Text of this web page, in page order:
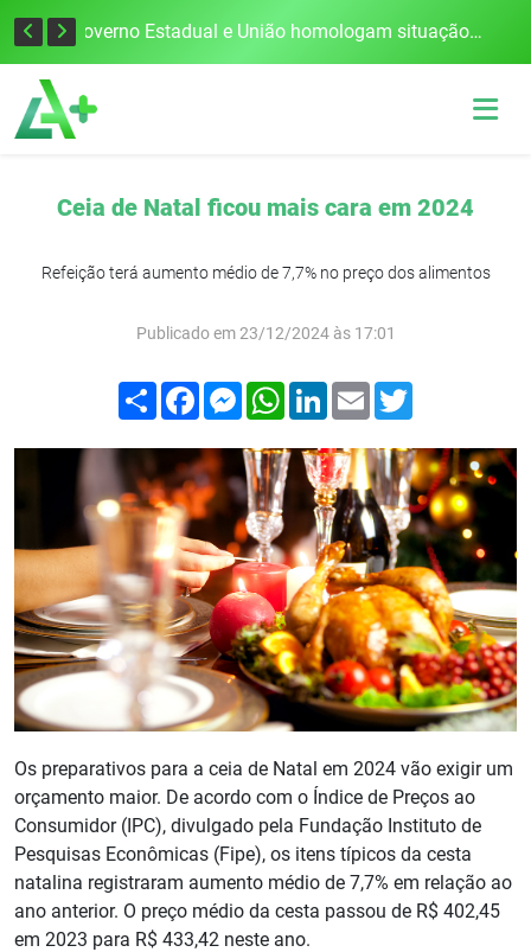
Defesa Civil alerta para risco de tornado e tempestades severas no RS entre esta quinta e sexta-feira Governo Estadual e União homologam situação de emergência em Frederico Westphalen após vendaval
Ceia de Natal ficou mais cara em 2024
Refeição terá aumento médio de 7,7% no preço dos alimentos
Publicado em 23/12/2024 às 17:01
Compartilhar
FacebookMessenger
WhatsApp
LinkedIn
Email
Os preparativos para a ceia de Natal em 2024 vão exigir um
orçamento maior. De acordo com o Índice de Preços ao
Consumidor (IPC), divulgado pela Fundação Instituto de
Pesquisas Econômicas (Fipe), os itens típicos da cesta
natalina registraram aumento médio de 7,7% em relação ao
ano anterior. O preço médio da cesta passou de R$ 402,45
em 2023 para R$ 433,42 neste ano.